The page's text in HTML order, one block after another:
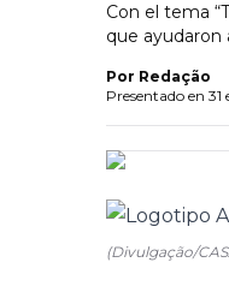
Con el tema
que ayudaron
Por Redação
Presentado en 31
(Divulgação/